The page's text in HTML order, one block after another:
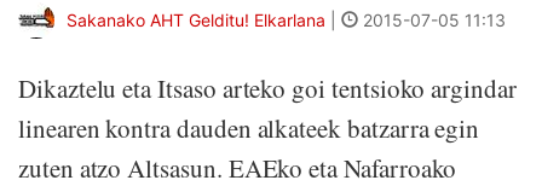
Sakanako AHT Gelditu! Elkarlana 2015-07-05 11:13
Dikaztelu eta Itsaso arteko goi tentsioko argindar
linearen kontra dauden alkateek batzarra egin
zuten atzo Altsasun. EAEko eta Nafarroako